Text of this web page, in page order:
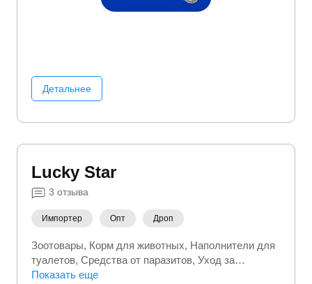
Детальнее
Lucky Star
3 отзыва
Импортер Опт Дроп
Зоотовары Корм для животных Наполнители для
туалетов Средства от паразитов Уход за
питомцем
Показать еще